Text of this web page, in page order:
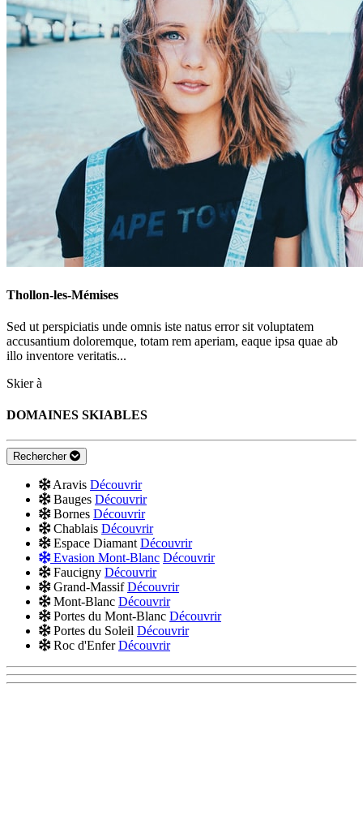
Thollon-les-Mémises
Sed ut perspiciatis unde omnis iste natus error sit voluptatem
accusantium doloremque, totam rem aperiam, eaque ipsa quae ab
illo inventore veritatis...
Skier à
DOMAINES SKIABLES
Rechercher
Aravis Découvrir
Bauges Découvrir
Bornes Découvrir
Chablais Découvrir
Espace Diamant Découvrir
Evasion Mont-Blanc Découvrir
Faucigny Découvrir
Grand-Massif Découvrir
Mont-Blanc Découvrir
Portes du Mont-Blanc Découvrir
Portes du Soleil Découvrir
Roc d'Enfer Découvrir